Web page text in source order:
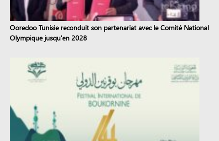
Ooredoo Tunisie reconduit son partenariat avec le Comité National
Olympique jusqu'en 2028